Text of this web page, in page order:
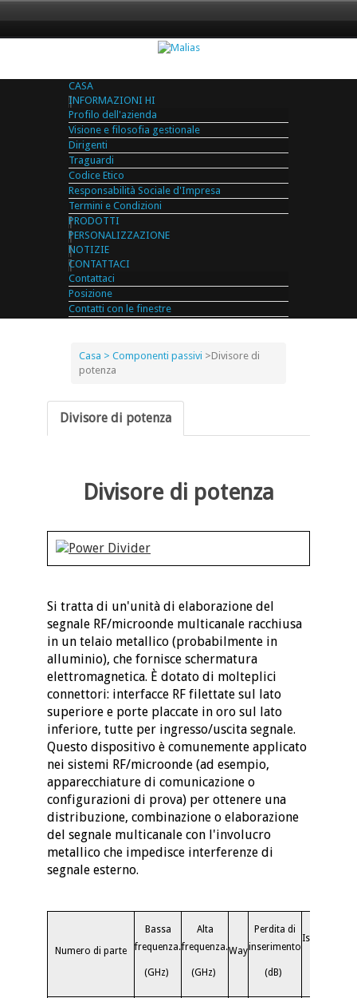
CASA
INFORMAZIONI HI
Profilo dell'azienda
Visione e filosofia gestionale
Dirigenti
Traguardi
Codice Etico
Responsabilità Sociale d'Impresa
Termini e Condizioni
PRODOTTI
PERSONALIZZAZIONE
NOTIZIE
CONTATTACI
Contattaci
Posizione
Contatti con le finestre
Casa > Componenti passivi >Divisore di
potenza
Divisore di potenza
Divisore di potenza
Si tratta di un'unità di elaborazione del
segnale RF/microonde multicanale racchiusa
in un telaio metallico (probabilmente in
alluminio), che fornisce schermatura
elettromagnetica. È dotato di molteplici
connettori: interfacce RF filettate sul lato
superiore e porte placcate in oro sul lato
inferiore, tutte per ingresso/uscita segnale.
Questo dispositivo è comunemente applicato
nei sistemi RF/microonde (ad esempio,
apparecchiature di comunicazione o
configurazioni di prova) per ottenere una
distribuzione, combinazione o elaborazione
del segnale multicanale con l'involucro
metallico che impedisce interferenze di
segnale esterno.
Numero di parte
Bassa
frequenza.
(GHz)
Alta
frequenza.
(GHz)
Way
Perdita di
inserimento
(dB)
Isolamento